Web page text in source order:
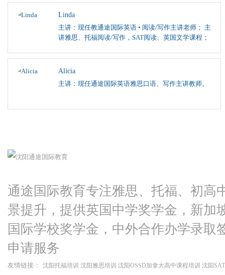
Linda
主讲：现任教通途国际英语 • 阅读/写作主讲老师； 主
讲雅思、托福阅读/写作，SAT阅读、英国文学课程；
Alicia
主讲：现任通途国际英语雅思口语、写作主讲教师。
通途国际教育专注雅思、托福、初高
景提升，提供英国中学奖学金，新加
国际学校奖学金，中外合作办学录取
申请服务
友情链接： 沈阳托福培训 沈阳雅思培训 沈阳OSSD加拿大高中课程培训 沈阳